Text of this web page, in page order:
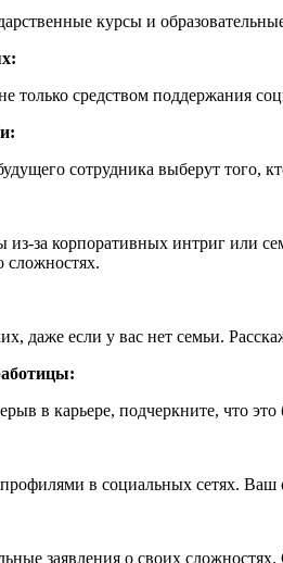
курсы и
только средством поддержания
сотрудника выберут того,
из-за корпоративных интриг или
сложностях.
даже если у вас нет семьи.
в карьере, подчеркните, что
в социальных сетях.
заявления о своих